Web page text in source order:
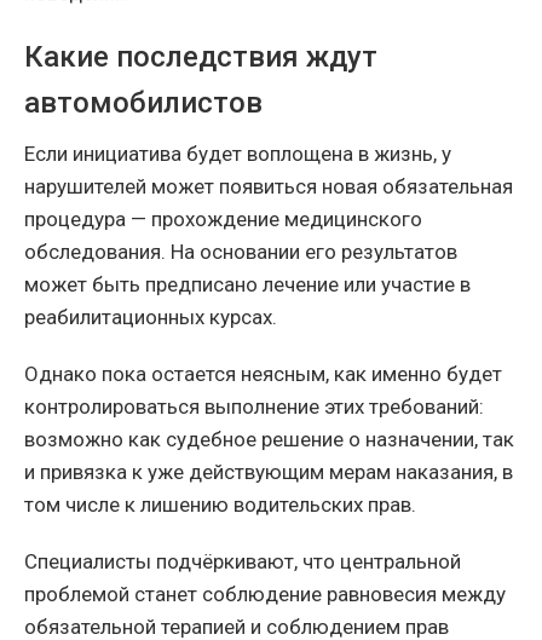
Какие последствия ждут
автомобилистов
Если инициатива будет воплощена в жизнь, у
нарушителей может появиться новая обязательная
процедура — прохождение медицинского
обследования. На основании его результатов
может быть предписано лечение или участие в
реабилитационных курсах.
Однако пока остается неясным, как именно будет
контролироваться выполнение этих требований:
возможно как судебное решение о назначении, так
и привязка к уже действующим мерам наказания, в
том числе к лишению водительских прав.
Специалисты подчёркивают, что центральной
проблемой станет соблюдение равновесия между
обязательной терапией и соблюдением прав